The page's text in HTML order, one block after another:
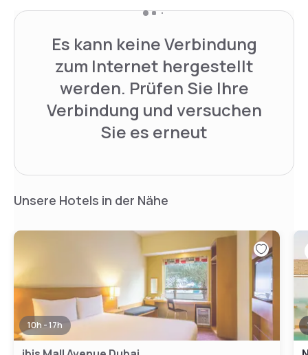
Es kann keine Verbindung
zum Internet hergestellt
werden. Prüfen Sie Ihre
Verbindung und versuchen
Sie es erneut
Unsere Hotels in der Nähe
10h - 17h